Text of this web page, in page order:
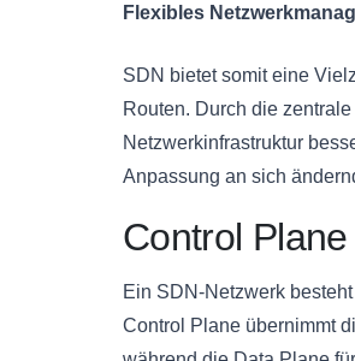
Flexibles
SDN bietet somit eine
Routen. Durch die
Netzwerkinfrastruktur
Anpassung an sich
Control
Ein SDN-Netzwerk
Control Plane übernimmt